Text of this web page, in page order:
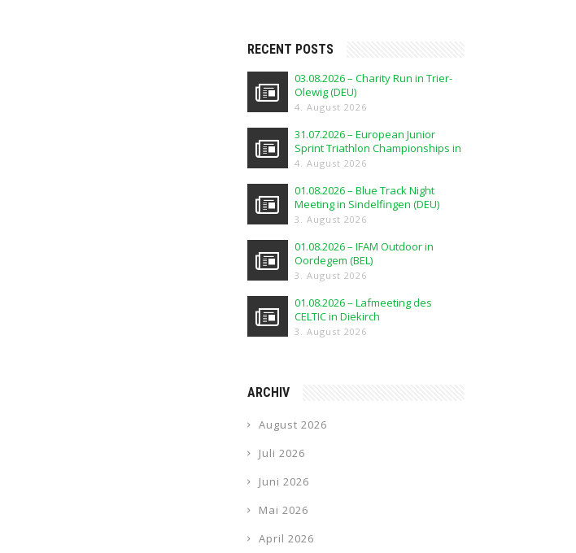
RECENT POSTS
03.08.2026 – Charity Run in Trier-
Olewig (DEU)
4. August 2026
31.07.2026 – European Junior
Sprint Triathlon Championships in
Elblag (POL)
4. August 2026
01.08.2026 – Blue Track Night
Meeting in Sindelfingen (DEU)
3. August 2026
01.08.2026 – IFAM Outdoor in
Oordegem (BEL)
3. August 2026
01.08.2026 – Lafmeeting des
CELTIC in Diekirch
3. August 2026
ARCHIV
August 2026
Juli 2026
Juni 2026
Mai 2026
April 2026